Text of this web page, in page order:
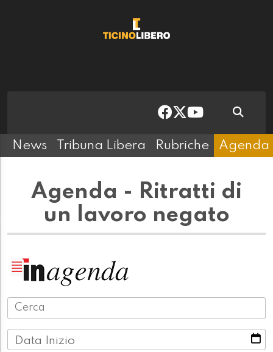
News Tribuna Libera Rubriche Agenda
Agenda - Ritratti di
un lavoro negato
Data Inizio